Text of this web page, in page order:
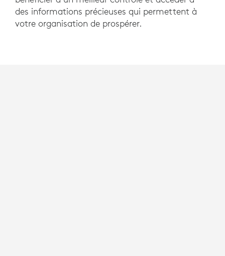
des informations précieuses qui permettent à
votre organisation de prospérer.